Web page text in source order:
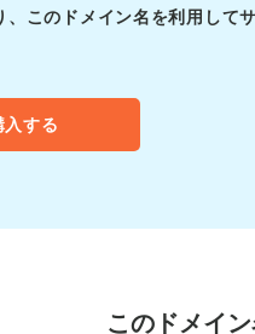
このドメイン名を利用して
入する
このドメイ